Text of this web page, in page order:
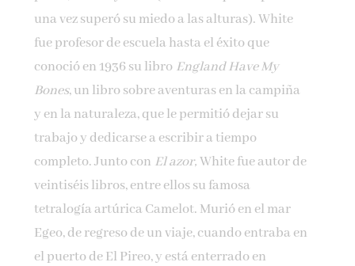
una vez superó su miedo a las alturas). White
fue profesor de escuela hasta el éxito que
conoció en 1936 su libro England Have My
Bones, un libro sobre aventuras en la campiña
y en la naturaleza, que le permitió dejar su
trabajo y dedicarse a escribir a tiempo
completo. Junto con El azor,White fue autor de
veintiséis libros, entre ellos su famosa
tetralogía artúrica Camelot. Murió en el mar
Egeo, de regreso de un viaje, cuando entraba en
el puerto de El Pireo, y está enterrado en